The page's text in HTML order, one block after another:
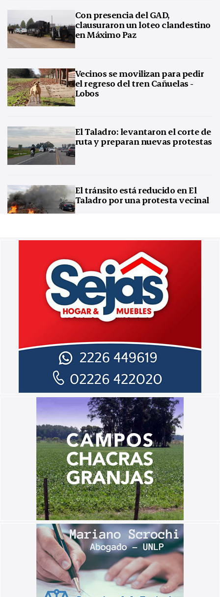
Con presencia del GAD,
clausuraron un loteo clandestino
en Máximo Paz
Vecinos se movilizan para pedir
el regreso del tren Cañuelas -
Lobos
El Taladro: levantaron el corte de
ruta y preparan nuevas protestas
El tránsito está reducido en El
Taladro por una protesta vecinal